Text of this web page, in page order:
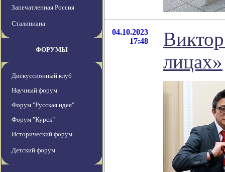
Запечатленная Россия
Сталиниана
ФОРУМЫ
Дискуссионный клуб
Научный форум
Форум "Русская идея"
Форум "Курск"
Исторический форум
Детский форум
04.10.2023
17:48
лицах»